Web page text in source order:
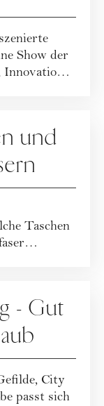
Show der
Innovation
und
Taschen
- Gut
City
passt sich